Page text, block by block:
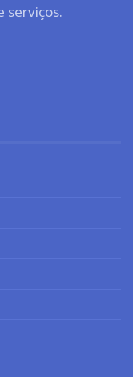
serviços.